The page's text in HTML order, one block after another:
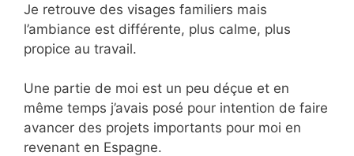
Je retrouve des visages familiers mais
l’ambiance est différente, plus calme, plus
propice au travail.
Une partie de moi est un peu déçue et en
même temps j’avais posé pour intention de faire
avancer des projets importants pour moi en
revenant en Espagne.